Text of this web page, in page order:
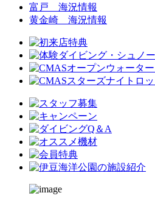
富戸 海況情報
黄金崎 海況情報